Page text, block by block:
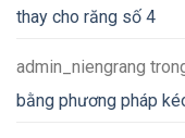
thay cho răng số 4
admin_niengrang
bằng phương pháp